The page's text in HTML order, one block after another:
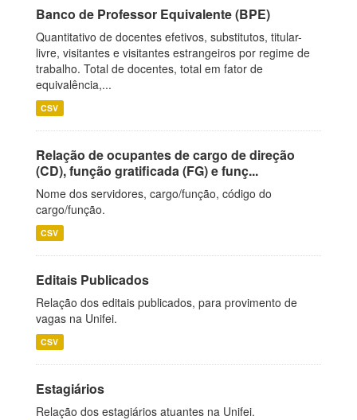
Banco de Professor Equivalente (BPE)
Quantitativo de docentes efetivos, substitutos, titular-
livre, visitantes e visitantes estrangeiros por regime de
trabalho. Total de docentes, total em fator de
equivalência,...
CSV
Relação de ocupantes de cargo de direção
(CD), função gratificada (FG) e funç...
Nome dos servidores, cargo/função, código do
cargo/função.
CSV
Editais Publicados
Relação dos editais publicados, para provimento de
vagas na Unifei.
CSV
Estagiários
Relação dos estagiários atuantes na Unifei.